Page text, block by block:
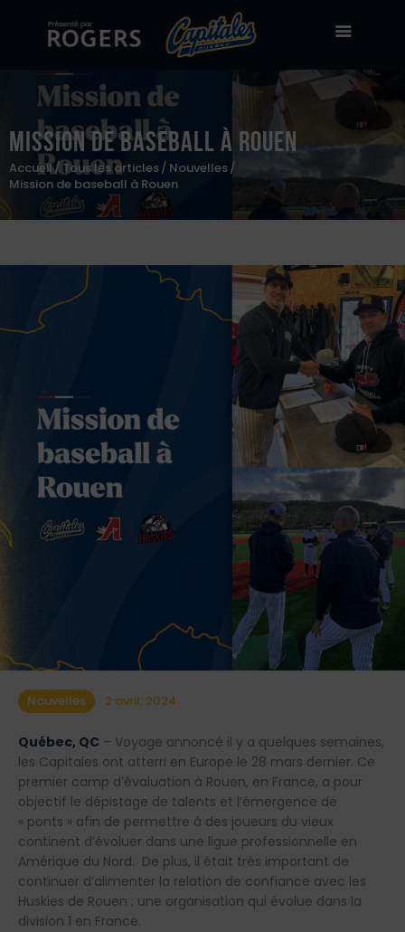
Mission de baseball à Rouen
Accueil Tous les articles
Nouvelles
Mission de baseball à Rouen
Billetterie
Stade Canac
Équipe
50/50
Boutique en ligne
Nouvelles 2 avril, 2024
Québec, QC – Voyage annoncé il y a quelques semaines,
les Capitales ont atterri en Europe le 28 mars dernier. Ce
premier camp d’évaluation à Rouen, en France, a pour
objectif le dépistage de talents et l’émergence de
« ponts » afin de permettre à des joueurs du vieux
continent d’évoluer dans une ligue professionnelle en
Amérique du Nord. De plus, il était très important de
continuer d’alimenter la relation de confiance avec les
Huskies de Rouen ; une organisation qui évolue dans la
division 1 en France.